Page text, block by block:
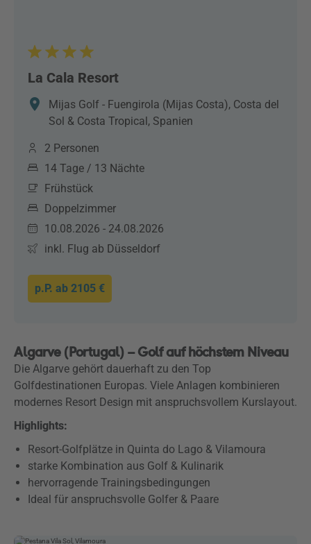
La Cala Resort
Mijas Golf - Fuengirola (Mijas Costa), Costa del
Sol & Costa Tropical, Spanien
2 Personen
14 Tage / 13 Nächte
Frühstück
Doppelzimmer
10.08.2026 - 24.08.2026
inkl. Flug ab Düsseldorf
p.P. ab 2105 €
Algarve (Portugal) – Golf auf höchstem Niveau
Die Algarve gehört dauerhaft zu den Top
Golfdestinationen Europas. Viele Anlagen kombinieren
modernes Resort Design mit anspruchsvollem Kurslayout.
Highlights:
Resort-Golfplätze in Quinta do Lago & Vilamoura
starke Kombination aus Golf & Kulinarik
hervorragende Trainingsbedingungen
Ideal für anspruchsvolle Golfer & Paare